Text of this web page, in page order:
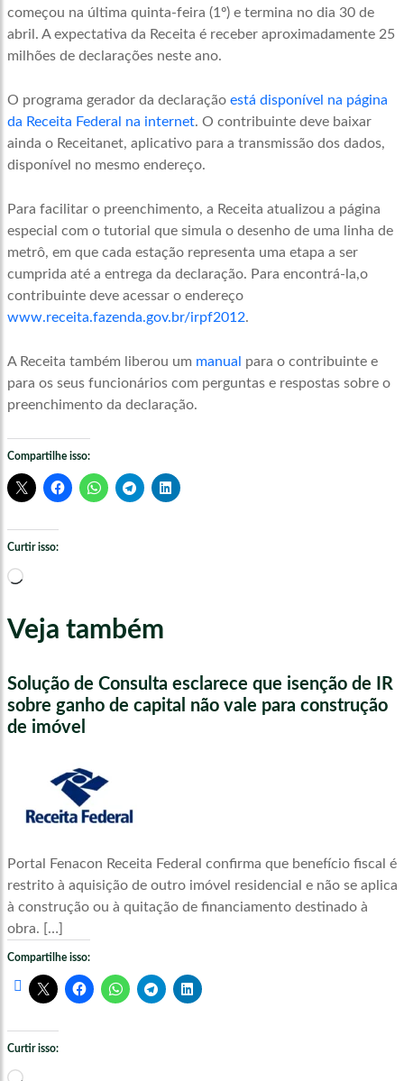
começou na última quinta-feira (1º) e termina no dia 30 de
abril. A expectativa da Receita é receber aproximadamente 25
milhões de declarações neste ano.
O programa gerador da declaração está disponível na página
da Receita Federal na internet. O contribuinte deve baixar
ainda o Receitanet, aplicativo para a transmissão dos dados,
disponível no mesmo endereço.
Para facilitar o preenchimento, a Receita atualizou a página
especial com o tutorial que simula o desenho de uma linha de
metrô, em que cada estação representa uma etapa a ser
cumprida até a entrega da declaração. Para encontrá-la,o
contribuinte deve acessar o endereço
www.receita.fazenda.gov.br/irpf2012.
A Receita também liberou um manual
para o contribuinte e
para os seus funcionários com perguntas e respostas sobre o
preenchimento da declaração.
Compartilhe isso:
Curtir isso:
Carregando...
Veja também
Solução de Consulta esclarece que isenção de IR
sobre ganho de capital não vale para construção
de imóvel
Portal Fenacon Receita Federal confirma que benefício fiscal é
restrito à aquisição de outro imóvel residencial e não se aplica
à construção ou à quitação de financiamento destinado à
obra. […]
Compartilhe isso:
Curtir isso:
Carregando...